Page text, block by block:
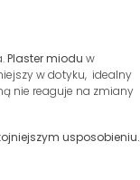
Plaster miodu w
w dotyku, idealny
nie reaguje na zmiany
usposobieniu.